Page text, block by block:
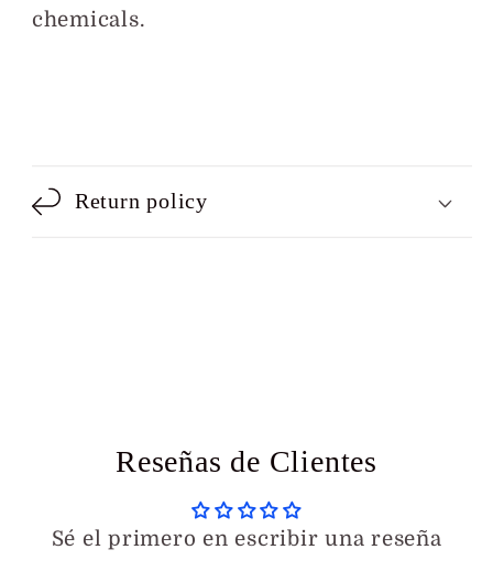
chemicals.
Return policy
Reseñas de Clientes
Sé el primero en escribir una reseña